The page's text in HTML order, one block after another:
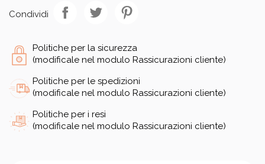
Condividi
Politiche per la sicurezza
(modificale nel modulo Rassicurazioni cliente)
Politiche per le spedizioni
(modificale nel modulo Rassicurazioni cliente)
Politiche per i resi
(modificale nel modulo Rassicurazioni cliente)